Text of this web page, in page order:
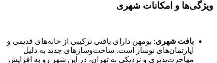
ویژگی‌ها و امکانات شهری
بافت شهری: بومهن دارای بافتی ترکیبی از خانه‌های قدیمی و
آپارتمان‌های نوساز است. ساخت‌وسازهای جدید به دلیل
مهاجرت‌پذیری و نزدیکی به تهران، در این شهر رو به افزایش